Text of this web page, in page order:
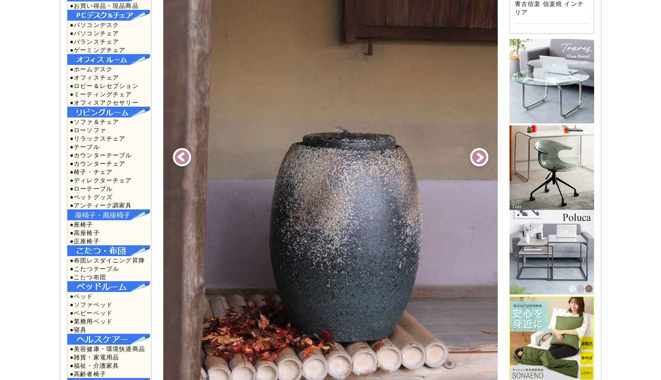
●お買い得品・現品商品
●パソコンデスク
●パソコンチェア
●バランスチェア
●ゲーミングチェア
●ホームデスク
●オフィスチェア
●ロビー＆レセプション
●ミーティングチェア
●オフィスアクセサリー
●ソファ＆チェア
●ローソファ
●リラックスチェア
●テーブル
●カウンターテーブル
●カウンターチェア
●椅子・チェア
●ディレクターチェア
●ローテーブル
●ペットグッズ
●アンティーク調家具
●座椅子
●高座椅子
●正座椅子
●布団レスダイニング昇降
●こたつテーブル
●こたつ布団
●ベッド
●ソファベッド
●ベビーベッド
●業務用ベッド
●寝具
●美容健康・環境快適商品
●雑貨・家電用品
●福祉・介護家具
●高齢者椅子
青古信楽 信楽焼 インテ
リア